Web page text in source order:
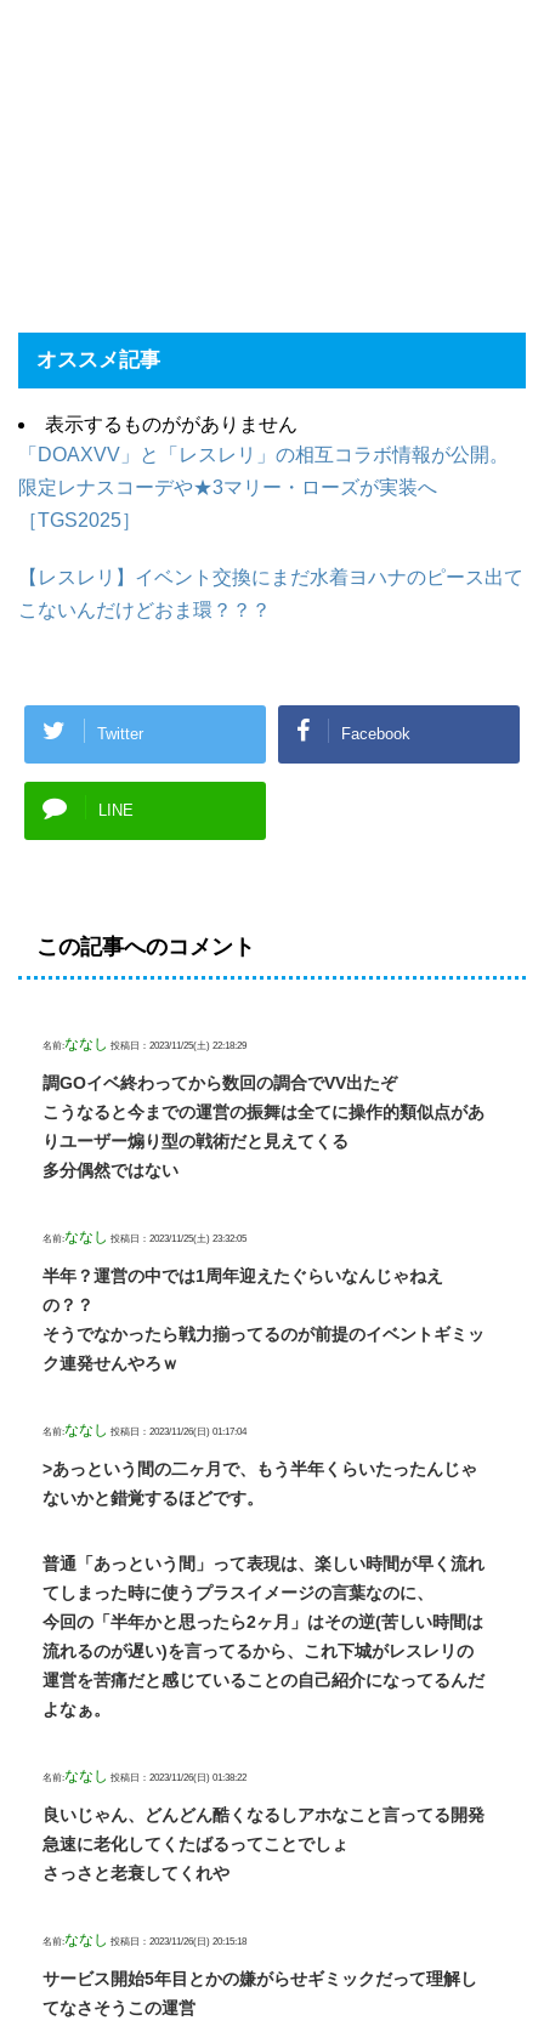
オススメ記事
表示するものががありません
「DOAXVV」と「レスレリ」の相互コラボ情報が公開。
限定レナスコーデや★3マリー・ローズが実装へ
［TGS2025］
【レスレリ】イベント交換にまだ水着ヨハナのピース出て
こないんだけどおま環？？？
Twitter Facebook
LINE
この記事へのコメント
名前:ななし 投稿日：2023/11/25(土) 22:18:29
調GOイベ終わってから数回の調合でVV出たぞ
こうなると今までの運営の振舞は全てに操作的類似点があ
りユーザー煽り型の戦術だと見えてくる
多分偶然ではない
名前:ななし 投稿日：2023/11/25(土) 23:32:05
半年？運営の中では1周年迎えたぐらいなんじゃねえ
の？？
そうでなかったら戦力揃ってるのが前提のイベントギミッ
ク連発せんやろｗ
名前:ななし 投稿日：2023/11/26(日) 01:17:04
>あっという間の二ヶ月で、もう半年くらいたったんじゃ
ないかと錯覚するほどです。
普通「あっという間」って表現は、楽しい時間が早く流れ
てしまった時に使うプラスイメージの言葉なのに、
今回の「半年かと思ったら2ヶ月」はその逆(苦しい時間は
流れるのが遅い)を言ってるから、これ下城がレスレリの
運営を苦痛だと感じていることの自己紹介になってるんだ
よなぁ。
名前:ななし 投稿日：2023/11/26(日) 01:38:22
良いじゃん、どんどん酷くなるしアホなこと言ってる開発
急速に老化してくたばるってことでしょ
さっさと老衰してくれや
名前:ななし 投稿日：2023/11/26(日) 20:15:18
サービス開始5年目とかの嫌がらせギミックだって理解し
てなさそうこの運営